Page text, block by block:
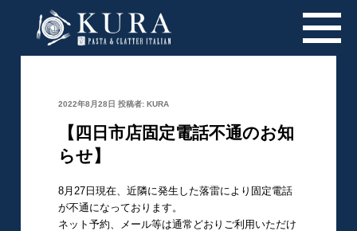
投
2022年8月28日 投稿者: KURA
【四日市店固定電話不通のお知
らせ】
8月27日現在、近隣に発生した落雷により固定電話
が不通になっております。
ネット予約、メール等は通常どおりご利用いただけ